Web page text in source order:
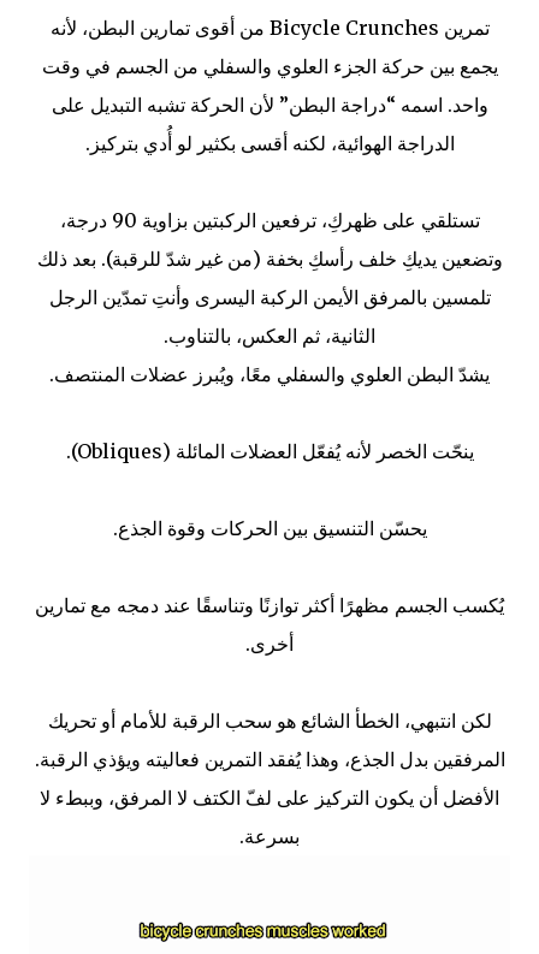
تمرين Bicycle Crunches من أقوى تمارين البطن، لأنه
يجمع بين حركة الجزء العلوي والسفلي من الجسم في وقت
واحد. اسمه “دراجة البطن” لأن الحركة تشبه التبديل على
الدراجة الهوائية، لكنه أقسى بكثير لو أُدي بتركيز.
تستلقي على ظهركِ، ترفعين الركبتين بزاوية 90 درجة،
وتضعين يديكِ خلف رأسكِ بخفة (من غير شدّ للرقبة). بعد ذلك
تلمسين بالمرفق الأيمن الركبة اليسرى وأنتِ تمدّين الرجل
الثانية، ثم العكس، بالتناوب.
يشدّ البطن العلوي والسفلي معًا، ويُبرز عضلات المنتصف.
ينحّت الخصر لأنه يُفعّل العضلات المائلة (Obliques).
يحسّن التنسيق بين الحركات وقوة الجذع.
يُكسب الجسم مظهرًا أكثر توازنًا وتناسقًا عند دمجه مع تمارين
أخرى.
لكن انتبهي، الخطأ الشائع هو سحب الرقبة للأمام أو تحريك
المرفقين بدل الجذع، وهذا يُفقد التمرين فعاليته ويؤذي الرقبة.
الأفضل أن يكون التركيز على لفّ الكتف لا المرفق، وببطء لا
بسرعة.